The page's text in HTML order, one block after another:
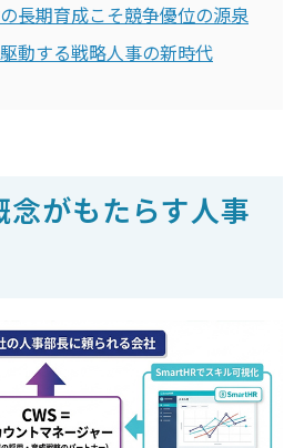
長期育成こそ競争優位の源泉
動する戦略人事の新時代
念がもたらす人事